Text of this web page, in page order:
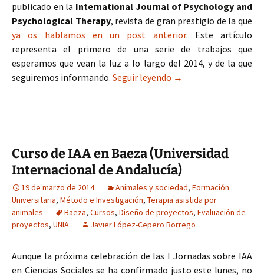
publicado en la International Journal of Psychology and
Psychological Therapy, revista de gran prestigio de la que
ya os hablamos en un post anterior. Este artículo
representa el primero de una serie de trabajos que
esperamos que vean la luz a lo largo del 2014, y de la que
seguiremos informando. Seguir leyendo Ya disponible la
→
Curso de IAA en Baeza (Universidad
Internacional de Andalucía)
19 de marzo de 2014 Animales y sociedad, Formación
Universitaria, Método e Investigación, Terapia asistida por
animales
Baeza, Cursos, Diseño de proyectos, Evaluación de
proyectos, UNIA Javier López-Cepero Borrego
Aunque la próxima celebración de las I Jornadas sobre IAA
en Ciencias Sociales se ha confirmado justo este lunes, no